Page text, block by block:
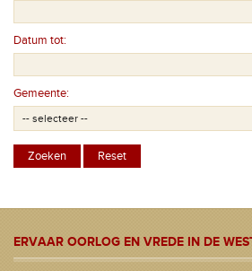
Datum tot:
Gemeente:
ERVAAR OORLOG EN VREDE IN DE